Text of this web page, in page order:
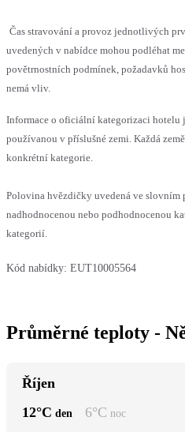
Čas stravování a provoz jednotlivých
uvedených v nabídce mohou podléhat
povětrnostních podmínek, požadavků
nemá vliv.
Informace o oficiální kategorizaci hotelu
používanou v příslušné zemi. Každá
konkrétní kategorie.
Polovina hvězdičky uvedená ve slovním
nadhodnocenou nebo podhodnocenou
kategorií.
Kód nabídky: EUT10005564
Průměrné teploty -
Říjen
12°C den 6°C noc